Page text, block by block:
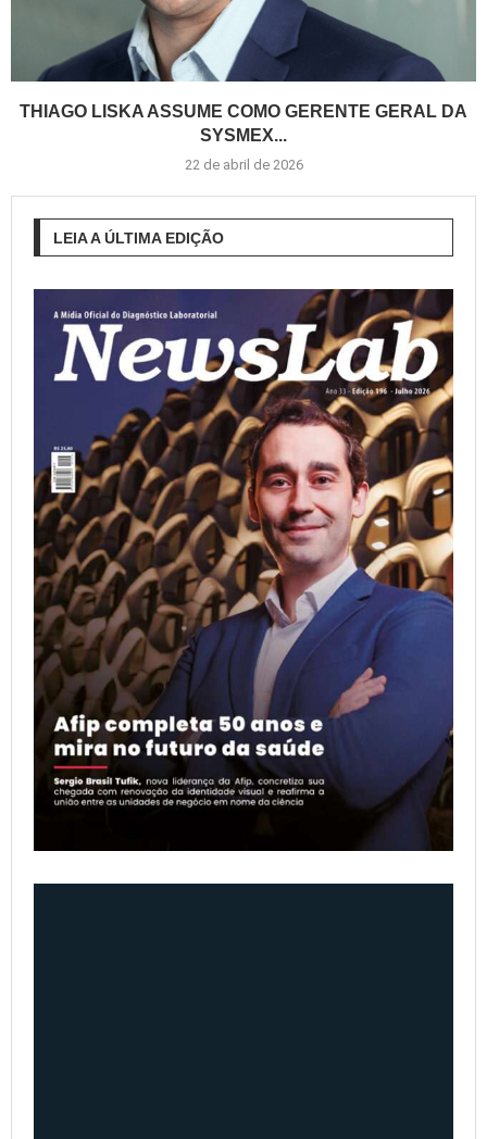
THIAGO LISKA ASSUME COMO GERENTE GERAL DA
SYSMEX...
22 de abril de 2026
LEIA A ÚLTIMA EDIÇÃO